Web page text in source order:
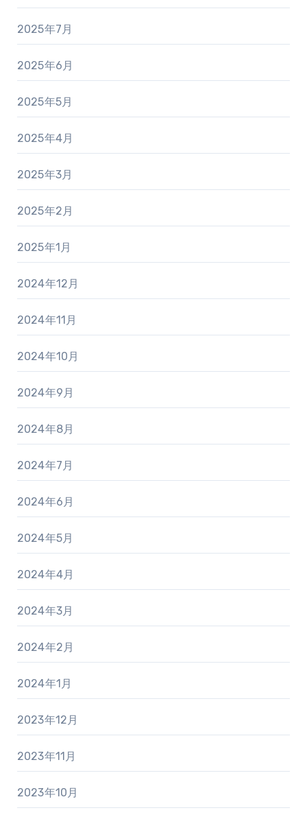
2025年7月
2025年6月
2025年5月
2025年4月
2025年3月
2025年2月
2025年1月
2024年12月
2024年11月
2024年10月
2024年9月
2024年8月
2024年7月
2024年6月
2024年5月
2024年4月
2024年3月
2024年2月
2024年1月
2023年12月
2023年11月
2023年10月